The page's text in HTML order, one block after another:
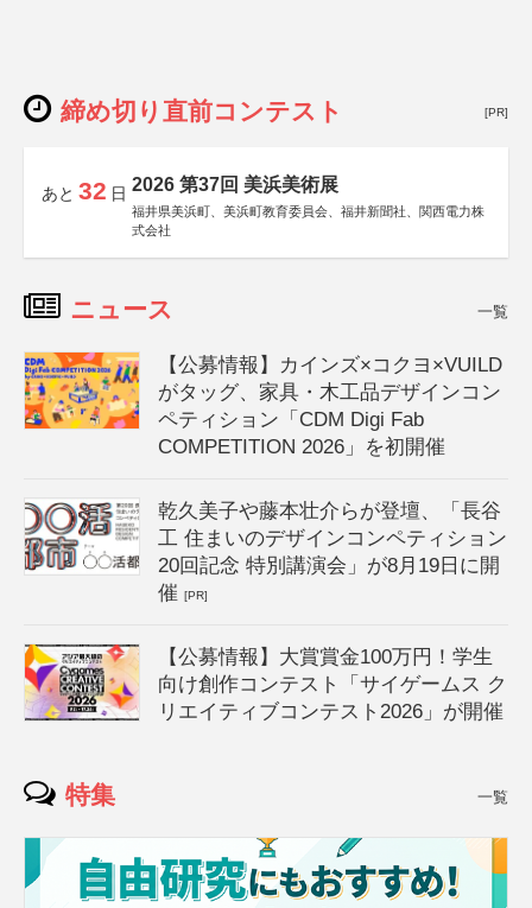
締め切り直前コンテスト [PR]
あと 32 日 2026 第37回 美浜美術展
福井県美浜町、美浜町教育委員会、福井新聞社、関西電力株
式会社
ニュース 一覧
【公募情報】カインズ×コクヨ×VUILD
がタッグ、家具・木工品デザインコン
ペティション「CDM Digi Fab
COMPETITION 2026」を初開催
乾久美子や藤本壮介らが登壇、「長谷
工 住まいのデザインコンペティション
20回記念 特別講演会」が8月19日に開
催[PR]
【公募情報】大賞賞金100万円！学生
向け創作コンテスト「サイゲームス ク
リエイティブコンテスト2026」が開催
特集 一覧